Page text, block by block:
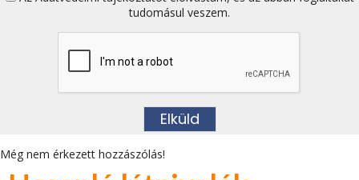
tudomásul veszem.
Még nem érkezett hozzászólás!